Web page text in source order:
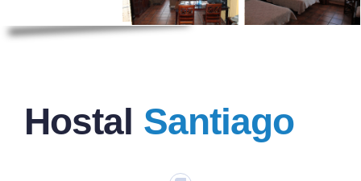
Hostal Santiago